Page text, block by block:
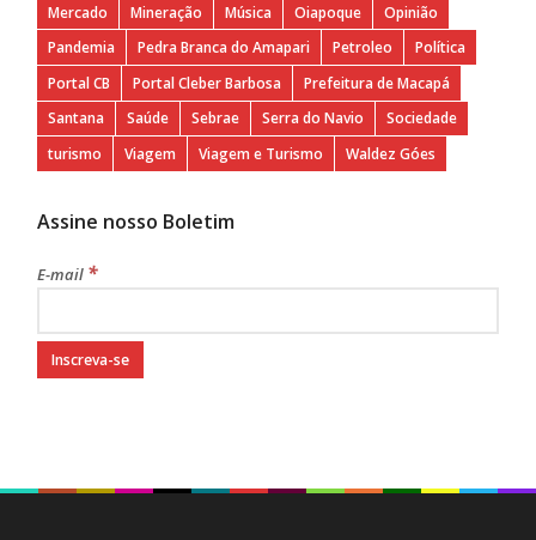
Mercado
Mineração Música Oiapoque
Opinião
Pandemia
Pedra Branca do Amapari Petroleo
Política
Portal CB
Portal Cleber Barbosa
Prefeitura de Macapá
Santana
Saúde Sebrae Serra do Navio
Sociedade
turismo
Viagem Viagem e Turismo Waldez Góes
Assine nosso Boletim
E-mail *